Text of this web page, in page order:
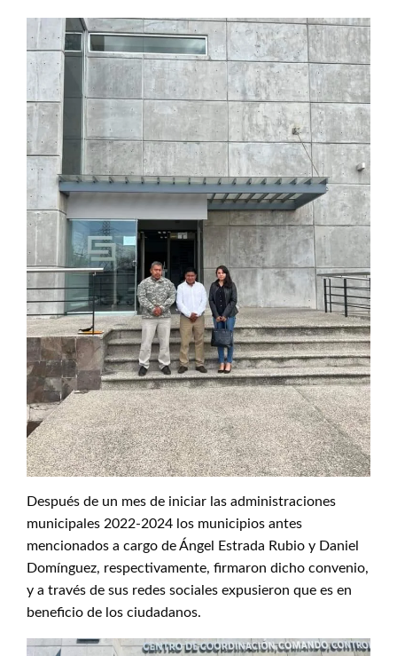
Después de un mes de iniciar las administraciones
municipales 2022-2024 los municipios antes
mencionados a cargo de Ángel Estrada Rubio y Daniel
Domínguez, respectivamente, firmaron dicho convenio,
y a través de sus redes sociales expusieron que es en
beneficio de los ciudadanos.